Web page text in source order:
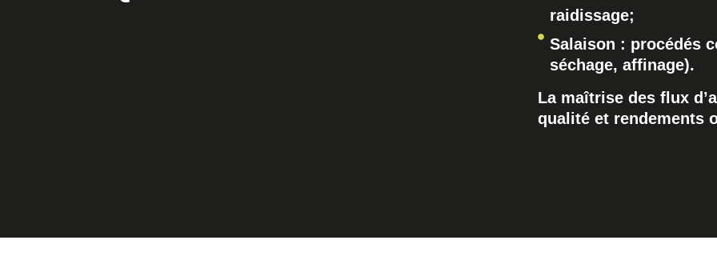
raidissage;
Salaison : procédés
séchage, affinage).
La maîtrise des flux
qualité et rendements